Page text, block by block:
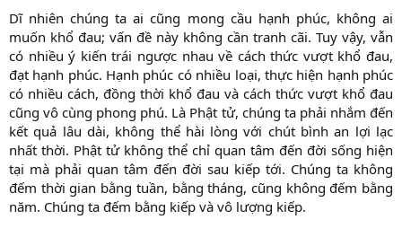
Dĩ nhiên chúng ta ai cũng mong cầu hạnh phúc, không ai
muốn khổ đau; vấn đề này không cần tranh cãi. Tuy vậy, vẫn
có nhiều ý kiến trái ngược nhau về cách thức vượt khổ đau,
đạt hạnh phúc. Hạnh phúc có nhiều loại, thực hiện hạnh phúc
có nhiều cách, đồng thời khổ đau và cách thức vượt khổ đau
cũng vô cùng phong phú. Là Phật tử, chúng ta phải nhắm đến
kết quả lâu dài, không thể hài lòng với chút bình an lợi lạc
nhất thời. Phật tử không thể chỉ quan tâm đến đời sống hiện
tại mà phải quan tâm đến đời sau kiếp tới. Chúng ta không
đếm thời gian bằng tuần, bằng tháng, cũng không đếm bằng
năm. Chúng ta đếm bằng kiếp và vô lượng kiếp.